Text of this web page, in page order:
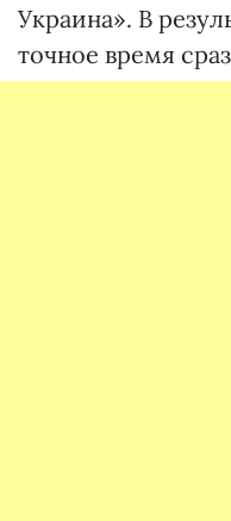
Украина». В
точное время